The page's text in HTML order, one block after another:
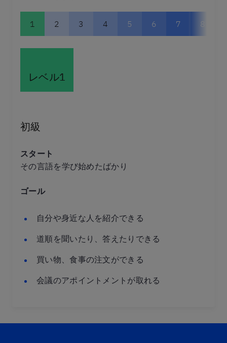
レベル1
初級
スタート
その言語を学び始めたばかり
ゴール
自分や身近な人を紹介できる
道順を聞いたり、答えたりできる
買い物、食事の注文ができる
会議のアポイントメントが取れる
1 2 3 4 5 6 7 8